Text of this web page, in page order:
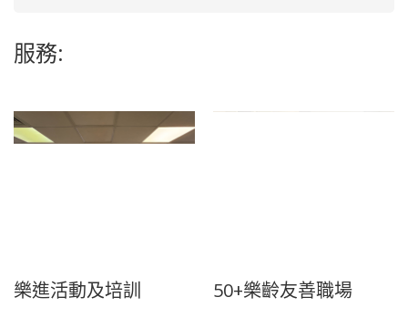
服務:
樂進活動及培訓 50+樂齡友善職場